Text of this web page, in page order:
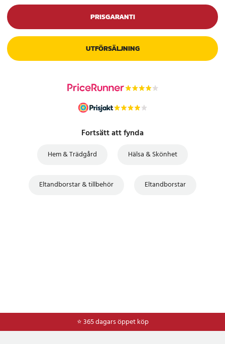
PRISGARANTI
UTFÖRSÄLJNING
Fortsätt att fynda
Hem & Trädgård Hälsa & Skönhet
Eltandborstar & tillbehör Eltandborstar
⭐ 365 dagars öppet köp
⭐Frakt 49kr *